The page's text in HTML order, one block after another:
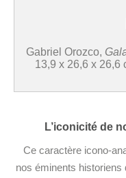
Gabriel Orozco,
13,9 x 26,6 x 26,6
L’iconicité de
Ce caractère icono-
nos éminents historiens